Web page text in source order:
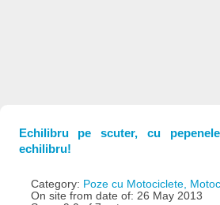
Echilibru pe scuter, cu
echilibru!
Category: Poze cu Motociclete,
On site from date of: 26 May 2013